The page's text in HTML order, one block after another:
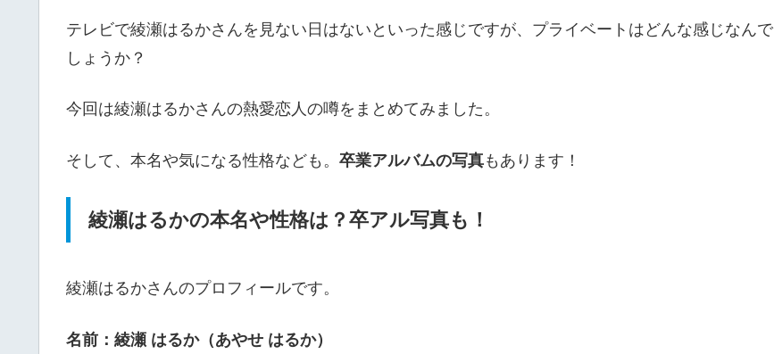
テレビで綾瀬はるかさんを見ない日はないといった感じですが、プライベートはどんな感じなんで
しょうか？
今回は綾瀬はるかさんの熱愛恋人の噂をまとめてみました。
そして、 本名や気になる性格なども。 卒業アルバムの写真もあります！
綾瀬はるかの本名や性格は？卒アル写真も！
綾瀬はるかさんのプロフィールです。
名前：綾瀬 はるか（あやせ はるか）